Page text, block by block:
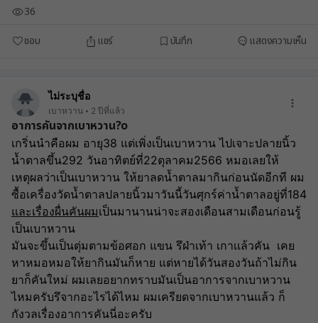
ชอบ แชร์ บันทึก แสดงความเห็น
36
ไม่ระบุชื่อ
เบาหวาน 2 ปีที่แล้ว
อาการคันจากเบาหวาน?o
เกริ่นนำคือผม อายุ38 แต่เพิ่งเป็นเบาหวาน ไปเจาะปลายนิ้ว
น้ำตาลขึ้น292 วันอาทิตย์ที่22ตุลาคม2566 หมอเลยให้
เหตุผลว่าเป็นเบาหวาน ให้ยาลดน้ำตาลมากินก่อนนัดอีกที ผม
ซื้อเครื่องวัดน้ำตาลปลายนิ้วมาวันนี้วันศุกร์ค่าน้ำตาลอยู่ที่184
และเรื่องผื่นคันผมเป็นมานานน่าจะสองเดือนสามเดือนก่อนรู้
เป็นเบาหวาน
มันจะขึ้นเป็นตุ่มตามข้อศอก แขน รึฝ่าเท้า เกาเเล้วคัน  เคย
หาหมอหมอให้ยากินมันก็หาย แต่หายได้วันสองวันถ้าไม่กิน
ยาก็คันใหม่ ผมเลยอยากทราบมันเป็นอาการจากเบาหวาน
ไหมครับรึจากอะไรได้ไหม ผมเครียดจากเบาหวานแล้ว ก็
กังวลเรื่องอาการคันนี่อะครับ